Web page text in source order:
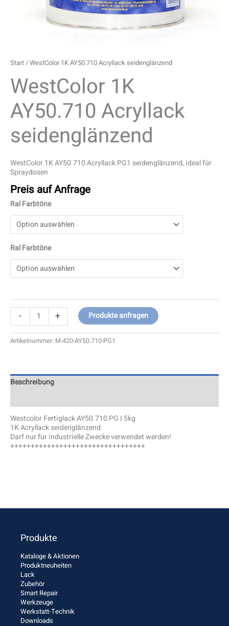
Start/ WestColor 1K AY50.710 Acryllack seidenglänzend
WestColor 1K
AY50.710 Acryllack
seidenglänzend
WestColor 1K AY50.710 Acryllack PG1 seidenglänzend, ideal für
Spraydosen
Preis auf Anfrage
Ral Farbtöne
Ral Farbtöne
- + Produkte anfragen
Artikelnummer: M-420-AY50.710-PG1
Beschreibung
Westcolor Fertiglack AY50.710 PG I 5kg
1K Acryllack seidenglänzend
Darf nur für industrielle Zwecke verwendet werden!
+++++++++++++++++++++++++++++++++
Produkte
Kataloge & Aktionen
Produktneuheiten
Lack
Zubehör
Smart Repair
Werkzeuge
Werkstatt-Technik
Downloads